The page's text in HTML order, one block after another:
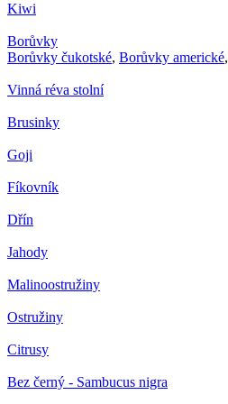
Kiwi
Borůvky
Borůvky čukotské, Borůvky americké,
Vinná réva stolní
Brusinky
Goji
Fíkovník
Dřín
Jahody
Malinoostružiny
Ostružiny
Citrusy
Bez černý - Sambucus nigra